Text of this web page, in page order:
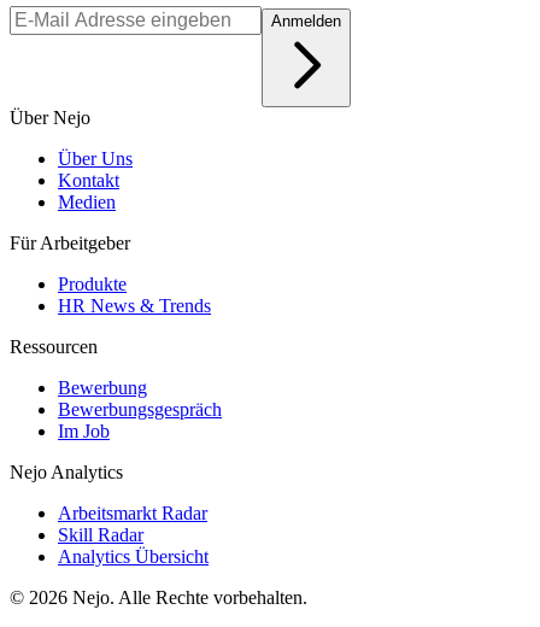
Anmelden
Über Nejo
Über Uns
Kontakt
Medien
Für Arbeitgeber
Produkte
HR News & Trends
Ressourcen
Bewerbung
Bewerbungsgespräch
Im Job
Nejo Analytics
Arbeitsmarkt Radar
Skill Radar
Analytics Übersicht
© 2026 Nejo. Alle Rechte vorbehalten.